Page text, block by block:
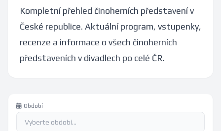
Kompletní přehled činoherních představení v
České republice. Aktuální program, vstupenky,
recenze a informace o všech činoherních
představeních v divadlech po celé ČR.
Období